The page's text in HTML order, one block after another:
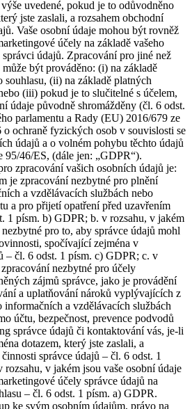
uvedené, pokud je to odůvodněno
jste zaslali, a rozsahem obchodní
Vaše osobní údaje mohou být rovněž
účely na základě vašeho
správci údajů. Zpracování pro jiné než
být prováděno: (i) na základě
souhlasu, (ii) na základě platných
(iii) pokud je to slučitelné s účelem,
údaje původně shromážděny (čl. 6 odst.
parlamentu a Rady (EU) 2016/679 ze
o ochraně fyzických osob v souvislosti se
údajů a o volném pohybu těchto údajů
95/46/ES, (dále jen: „GDPR“).
zpracování vašich osobních údajů je:
je zpracování nezbytné pro plnění
a vzdělávacích službách nebo
a pro přijetí opatření před uzavřením
1 písm. b) GDPR; b. v rozsahu, v jakém
pro to, aby správce údajů mohl
spočívající zejména v
– čl. 6 odst. 1 písm. c) GDPR; c. v
nezbytné pro účely
zájmů správce, jako je provádění
a uplatňování nároků vyplývajících z
informačních a vzdělávacích službách
účtu, bezpečnost, prevence podvodů
správce údajů či kontaktování vás, je-li
dotazem, který jste zaslali, a
správce údajů – čl. 6 odst. 1
v jakém jsou vaše osobní údaje
účely správce údajů na
– čl. 6 odst. 1 písm. a) GDPR.
ke svým osobním údajům, právo na